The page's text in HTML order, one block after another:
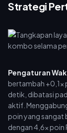
Strategi
Pengaturan
bertambah +0,1x
detik, dibatasi
aktif.
poin yang sangat
dengan 4,6x poin